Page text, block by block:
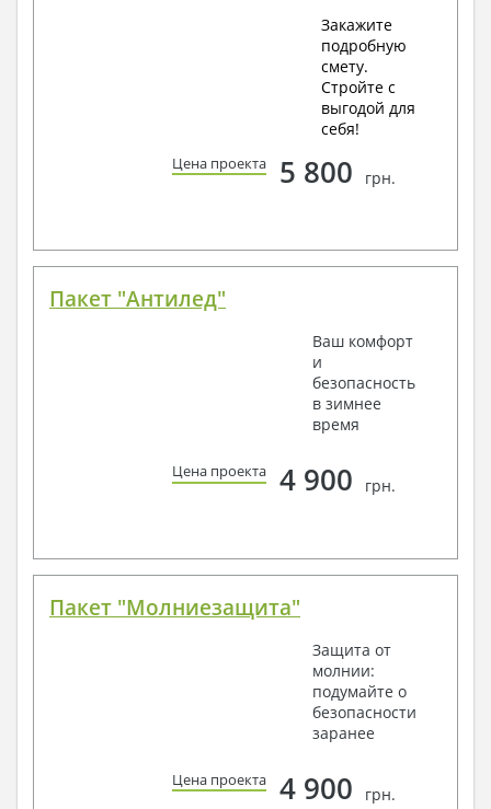
Закажите
подробную
смету.
Стройте с
выгодой для
себя!
Цена проекта 5 800 грн.
Пакет "Антилед"
Ваш комфорт
и
безопасность
в зимнее
время
Цена проекта 4 900 грн.
Пакет "Молниезащита"
Защита от
молнии:
подумайте о
безопасности
заранее
Цена проекта 4 900 грн.